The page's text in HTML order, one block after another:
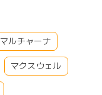
マルチャーナ
マクスウェル